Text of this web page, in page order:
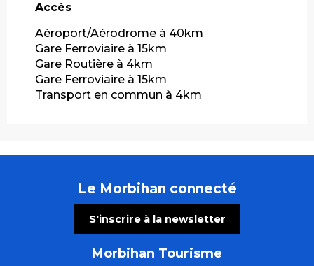
Accès
Accès
Aéroport/Aérodrome à 40km
Gare Ferroviaire à 15km
Gare Routière à 4km
Gare Ferroviaire à 15km
Transport en commun à 4km
Le Morbihan connecté
S'inscrire à la newsletter
Morbihan Tourisme